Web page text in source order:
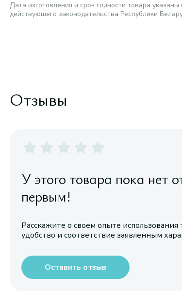
Дата изготовления и срок годности товара
действующего законодательства Республики
Отзывы
У этого товара пока нет
первым!
Расскажите о своем опыте
удобство и соответствие заявленным
Оставить отзыв